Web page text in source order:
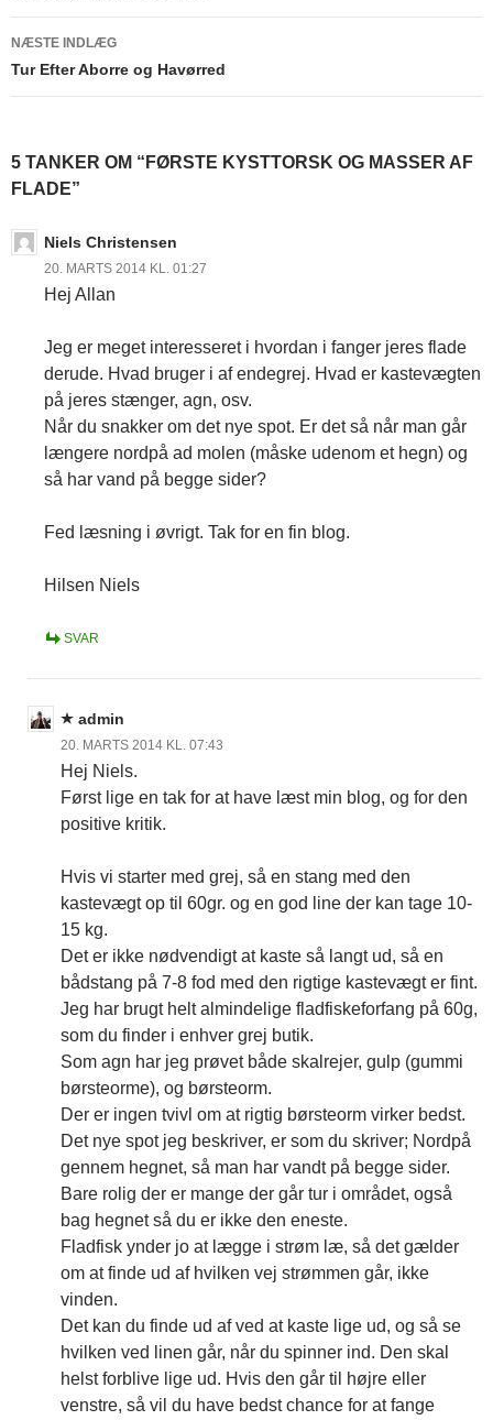
NÆSTE INDLÆG
Tur Efter Aborre og Havørred
5 TANKER OM “FØRSTE KYSTTORSK OG MASSER AF
FLADE”
Niels Christensen
20. MARTS 2014 KL. 01:27
Hej Allan
Jeg er meget interesseret i hvordan i fanger jeres flade
derude. Hvad bruger i af endegrej. Hvad er kastevægten
på jeres stænger, agn, osv.
Når du snakker om det nye spot. Er det så når man går
længere nordpå ad molen (måske udenom et hegn) og
så har vand på begge sider?
Fed læsning i øvrigt. Tak for en fin blog.
Hilsen Niels
SVAR
admin
20. MARTS 2014 KL. 07:43
Hej Niels.
Først lige en tak for at have læst min blog, og for den
positive kritik.
Hvis vi starter med grej, så en stang med den
kastevægt op til 60gr. og en god line der kan tage 10-
15 kg.
Det er ikke nødvendigt at kaste så langt ud, så en
bådstang på 7-8 fod med den rigtige kastevægt er fint.
Jeg har brugt helt almindelige fladfiskeforfang på 60g,
som du finder i enhver grej butik.
Som agn har jeg prøvet både skalrejer, gulp (gummi
børsteorme), og børsteorm.
Der er ingen tvivl om at rigtig børsteorm virker bedst.
Det nye spot jeg beskriver, er som du skriver; Nordpå
gennem hegnet, så man har vandt på begge sider.
Bare rolig der er mange der går tur i området, også
bag hegnet så du er ikke den eneste.
Fladfisk ynder jo at lægge i strøm læ, så det gælder
om at finde ud af hvilken vej strømmen går, ikke
vinden.
Det kan du finde ud af ved at kaste lige ud, og så se
hvilken ved linen går, når du spinner ind. Den skal
helst forblive lige ud. Hvis den går til højre eller
venstre, så vil du have bedst chance for at fange